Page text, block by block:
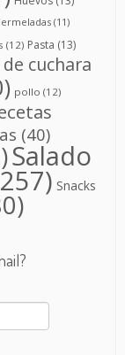
(11)
(12) Pasta (13)
cuchara
pollo (12)
(40)
Salado
Snacks